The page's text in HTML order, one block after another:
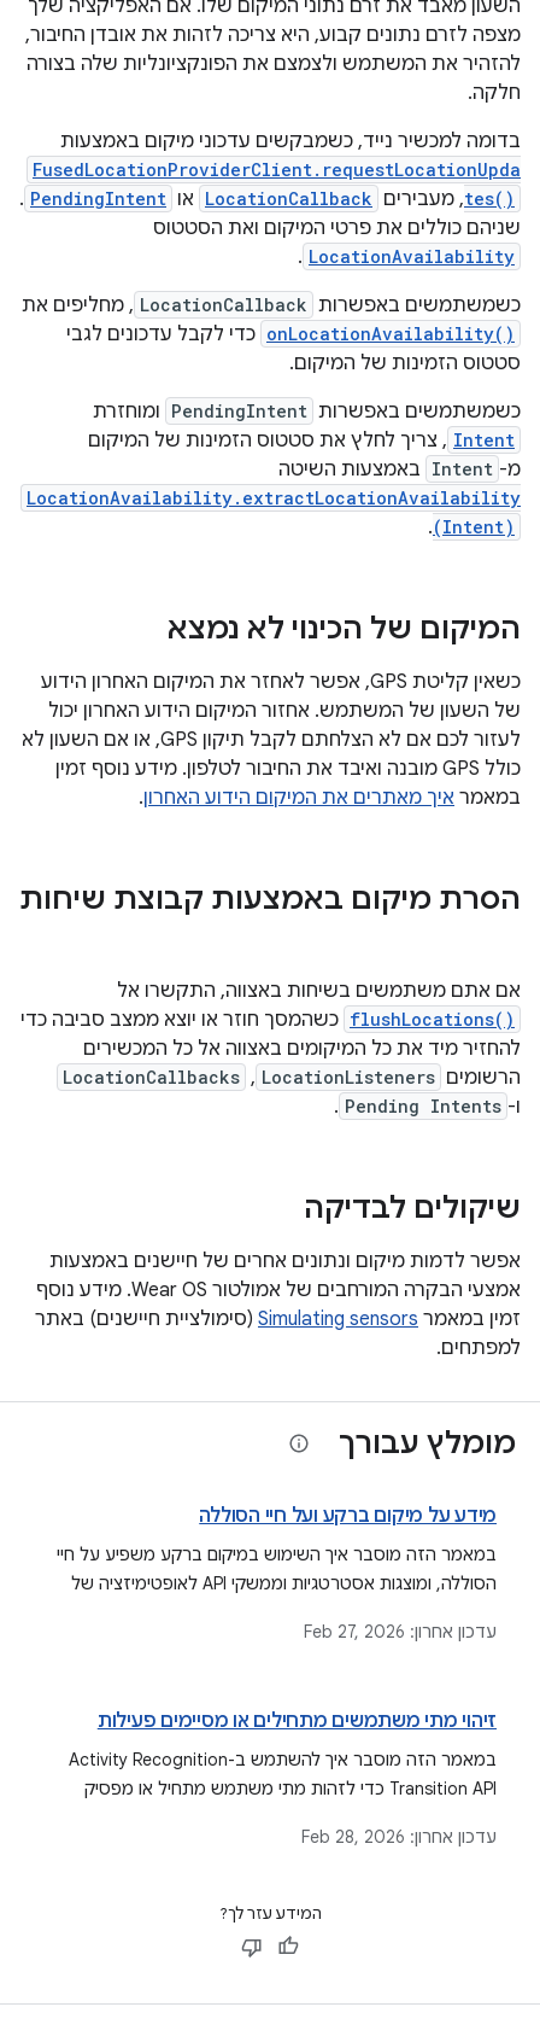
השעון מאבד את זרם נתוני המיקום שלו. אם האפליקציה שלך
מצפה לזרם נתונים קבוע, היא צריכה לזהות את אובדן החיבור,
להזהיר את המשתמש ולצמצם את הפונקציונליות שלה בצורה
חלקה.
בדומה למכשיר נייד, כשמבקשים עדכוני מיקום באמצעות
FusedLocationProviderClient.requestLocationUpda
tes(), מעבירים LocationCallback או PendingIntent
.
שניהם כוללים את פרטי המיקום ואת הסטטוס
LocationAvailability
.
כשמשתמשים באפשרות LocationCallback , מחליפים את
onLocationAvailability() כדי לקבל עדכונים לגבי
סטטוס הזמינות של המיקום.
כשמשתמשים באפשרות PendingIntent ומוחזרת
Intent , צריך לחלץ את סטטוס הזמינות של המיקום
מ- Intent באמצעות השיטה
LocationAvailability.extractLocationAvailability
(Intent)
.
המיקום של הכינוי לא נמצא
כשאין קליטת GPS, אפשר לאחזר את המיקום האחרון הידוע
של השעון של המשתמש. אחזור המיקום הידוע האחרון יכול
לעזור לכם אם לא הצלחתם לקבל תיקון GPS, או אם השעון לא
כולל GPS מובנה ואיבד את החיבור לטלפון. מידע נוסף זמין
במאמר איך מאתרים את המיקום הידוע האחרון.
הסרת מיקום באמצעות קבוצת שיחות
אם אתם משתמשים בשיחות באצווה, התקשרו אל
flushLocations() כשהמסך חוזר או יוצא ממצב סביבה כדי
להחזיר מיד את כל המיקומים באצווה אל כל המכשירים
הרשומים LocationListeners
,
LocationCallbacks
ו- Pending Intents
.
שיקולים לבדיקה
אפשר לדמות מיקום ונתונים אחרים של חיישנים באמצעות
אמצעי הבקרה המורחבים של אמולטור Wear OS. מידע נוסף
זמין במאמר Simulating sensors (סימולציית חיישנים) באתר
למפתחים.
מומלץ עבורך
מידע על מיקום ברקע ועל חיי הסוללה
במאמר הזה מוסבר איך השימוש במיקום ברקע משפיע על חיי
הסוללה, ומוצגות אסטרטגיות וממשקי API לאופטימיזציה של
כשמבצעים איסוף של נתוני מיקום.
עדכון אחרון: Feb 27, 2026
זיהוי מתי משתמשים מתחילים או מסיימים פעילות
במאמר הזה מוסבר איך להשתמש ב-Activity Recognition
Transition API כדי לזהות מתי משתמש מתחיל או מפסיק
לאפשר לאפליקציות להגיב לשינויים האלה במצב.
עדכון אחרון: Feb 28, 2026
המידע עזר לך?